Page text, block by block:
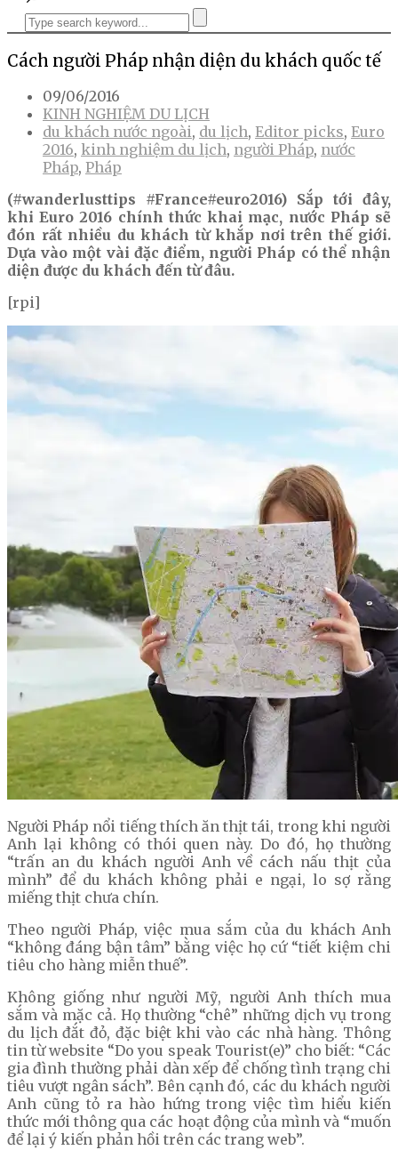
Cách người Pháp nhận diện du khách quốc tế
09/06/2016
KINH NGHIỆM DU LỊCH
du khách nước ngoài, du lịch, Editor picks, Euro
2016, kinh nghiệm du lịch, người Pháp, nước
Pháp, Pháp
(#wanderlusttips #France#euro2016) Sắp tới đây,
khi Euro 2016 chính thức khai mạc, nước Pháp sẽ
đón rất nhiều du khách từ khắp nơi trên thế giới.
Dựa vào một vài đặc điểm, người Pháp có thể nhận
diện được du khách đến từ đâu.
[rpi]
Người Pháp nổi tiếng thích ăn thịt tái, trong khi người
Anh lại không có thói quen này. Do đó, họ thường
“trấn an du khách người Anh về cách nấu thịt của
mình” để du khách không phải e ngại, lo sợ rằng
miếng thịt chưa chín.
Theo người Pháp, việc mua sắm của du khách Anh
“không đáng bận tâm” bằng việc họ cứ “tiết kiệm chi
tiêu cho hàng miễn thuế”.
Không giống như người Mỹ, người Anh thích mua
sắm và mặc cả. Họ thường “chê” những dịch vụ trong
du lịch đắt đỏ, đặc biệt khi vào các nhà hàng. Thông
tin từ website “Do you speak Tourist(e)” cho biết: “Các
gia đình thường phải dàn xếp để chống tình trạng chi
tiêu vượt ngân sách”. Bên cạnh đó, các du khách người
Anh cũng tỏ ra hào hứng trong việc tìm hiểu kiến
thức mới thông qua các hoạt động của mình và “muốn
để lại ý kiến phản hồi trên các trang web”.